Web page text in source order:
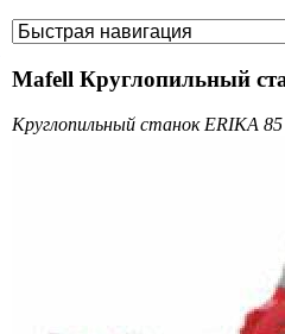
Mafell Круглопильный
Круглопильный станок ERIKA